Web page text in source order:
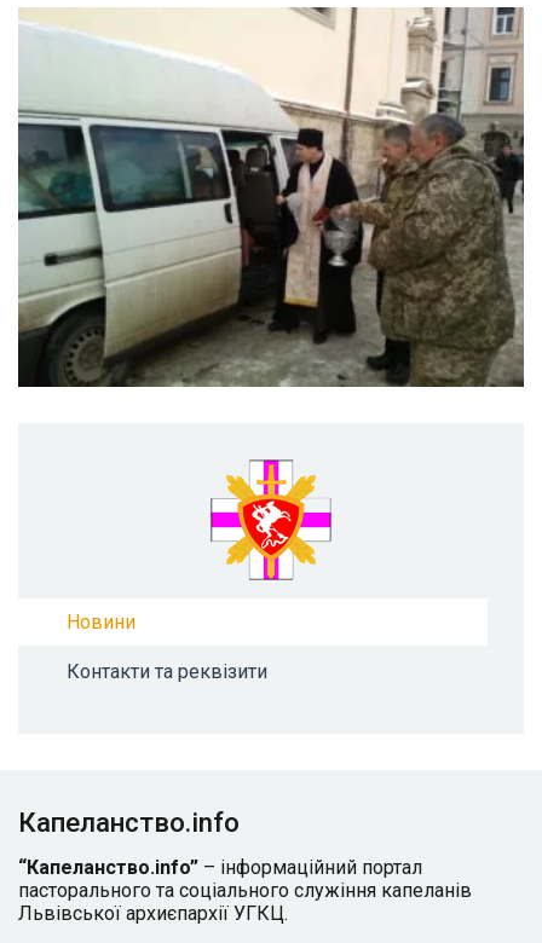
Новини
Контакти та реквізити
Капеланство.info
“Капеланство.info” – інформаційний портал
пасторального та соціального служіння капеланів
Львівської архиєпархії УГКЦ.